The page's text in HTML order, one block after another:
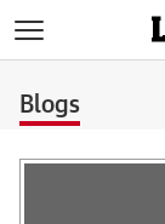
Blogs